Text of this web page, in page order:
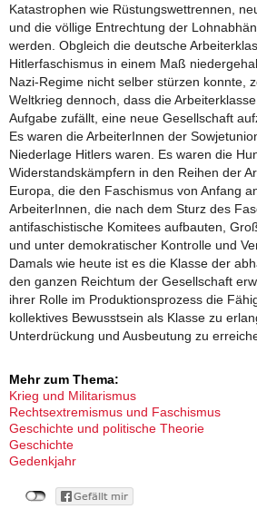
Katastrophen wie Rüstungswettrennen,
und die völlige Entrechtung der
werden. Obgleich die deutsche
Hitlerfaschismus in einem Maß
Nazi-Regime nicht selber stürzen konnte,
Weltkrieg dennoch, dass die
Aufgabe zufällt, eine neue Gesellschaft
Es waren die ArbeiterInnen der
Niederlage Hitlers waren. Es waren die
Widerstandskämpfern in den Reihen der
Europa, die den Faschismus von Anfang
ArbeiterInnen, die nach dem Sturz des
antifaschistische Komitees aufbauten,
und unter demokratischer Kontrolle und
Damals wie heute ist es die Klasse der
den ganzen Reichtum der Gesellschaft
ihrer Rolle im Produktionsprozess die
kollektives Bewusstsein als Klasse zu
Unterdrückung und Ausbeutung zu
Mehr zum Thema:
Krieg und Militarismus
Rechtsextremismus und Faschismus
Geschichte und politische Theorie
Geschichte
Gedenkjahr